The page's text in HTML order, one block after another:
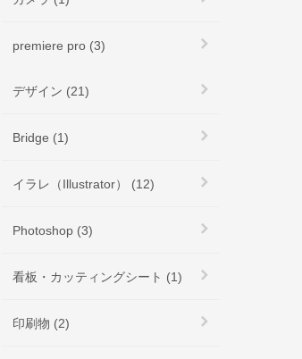
premiere pro (3)
デザイン (21)
Bridge (1)
イラレ（Illustrator） (12)
Photoshop (3)
看板・カッティングシート (1)
印刷物 (2)